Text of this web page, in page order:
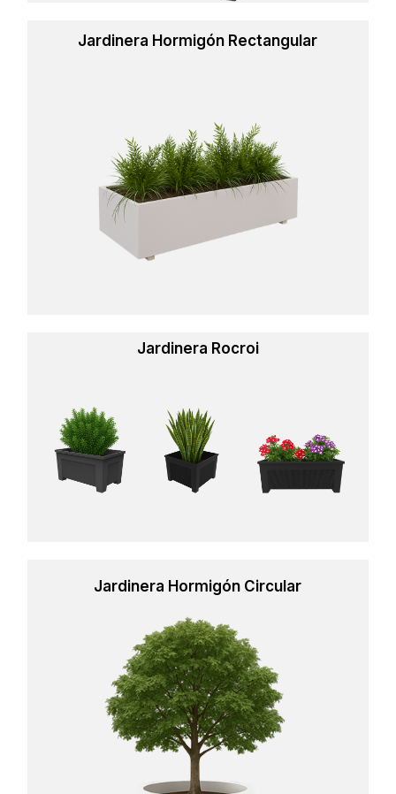
Jardinera Hormigón Rectangular
Jardinera Rocroi
Jardinera Hormigón Circular
Learn
more